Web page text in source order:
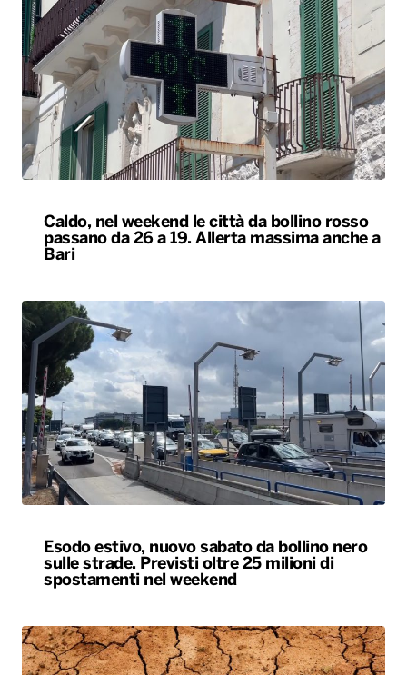
Caldo, nel weekend le città da bollino rosso
passano da 26 a 19. Allerta massima anche a
Bari
Esodo estivo, nuovo sabato da bollino nero
sulle strade. Previsti oltre 25 milioni di
spostamenti nel weekend